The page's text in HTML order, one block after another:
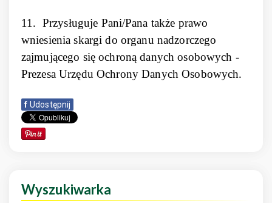
11. Przysługuje Pani/Pana także prawo
wniesienia skargi do organu nadzorczego
zajmującego się ochroną danych osobowych -
Prezesa Urzędu Ochrony Danych Osobowych.
f Udostępnij
Wyszukiwarka